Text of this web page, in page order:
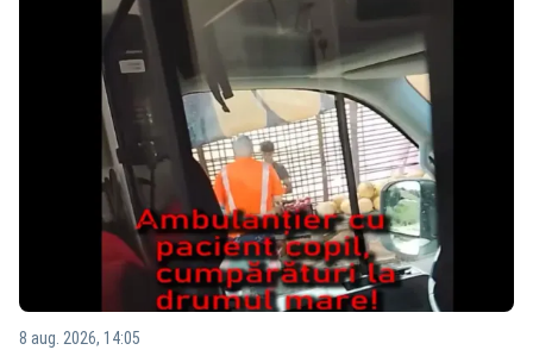
8 aug. 2026, 14:05